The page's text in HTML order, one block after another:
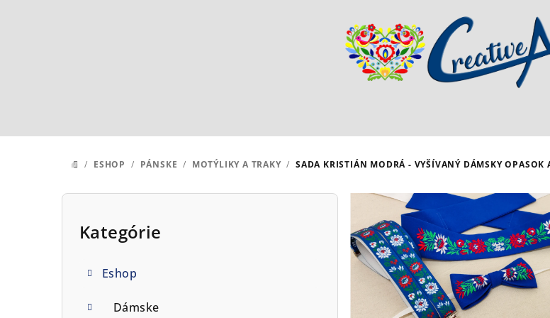
DOMOV
/ ESHOP / PÁNSKE / MOTÝLIKY A TRAKY / SADA KRISTIÁN MODRÁ - VYŠÍVANÝ DÁMSKY OPASOK
B
Preskočiť
kategórie
Kategórie
Eshop
Dámske